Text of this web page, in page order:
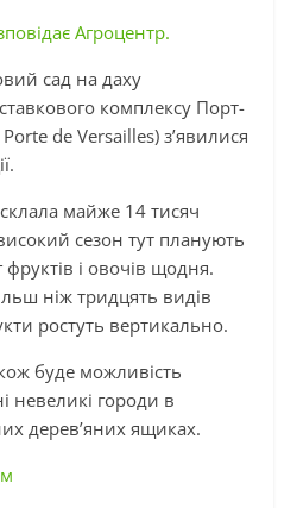
Агроцентр.
сад на даху
комплексу Порт-
de Versailles) з’явилися
майже 14 тисяч
сезон тут планують
і овочів щодня.
ніж тридцять видів
ростуть вертикально.
буде можливість
невеликі городи в
дерев’яних ящиках.